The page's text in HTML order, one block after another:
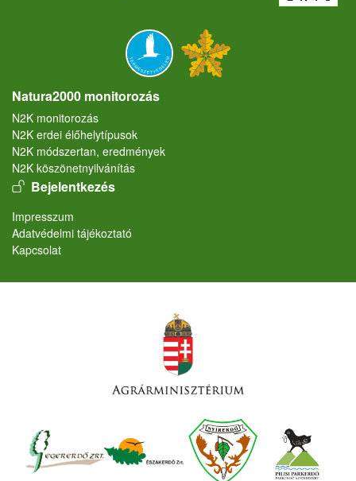
Natura2000 monitorozás
N2K monitorozás
N2K erdei élőhelytípusok
N2K módszertan, eredmények
N2K köszönetnyilvánítás
User account menu
Bejelentkezés
Lábléc
Impresszum
Adatvédelmi tájékoztató
Kapcsolat